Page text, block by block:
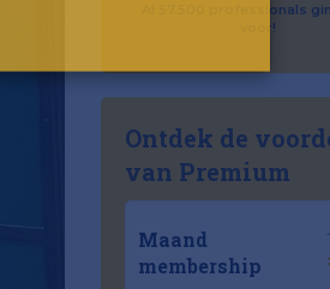
Al 57.500 professionals
voor!
Ontdek de
van Premium
Maand
membership